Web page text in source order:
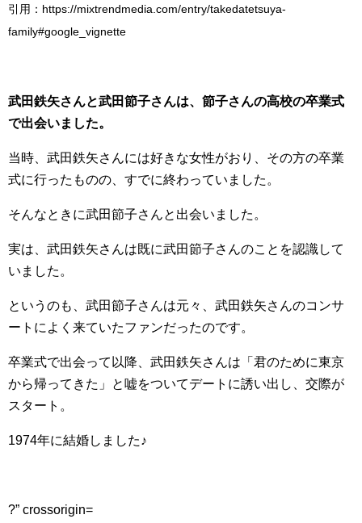
引用：https://mixtrendmedia.com/entry/takedatetsuya-
family#google_vignette
武田鉄矢さんと武田節子さんは、節子さんの高校の卒業式
で出会いました。
当時、武田鉄矢さんには好きな女性がおり、その方の卒業
式に行ったものの、すでに終わっていました。
そんなときに武田節子さんと出会いました。
実は、武田鉄矢さんは既に武田節子さんのことを認識して
いました。
というのも、武田節子さんは元々、武田鉄矢さんのコンサ
ートによく来ていたファンだったのです。
卒業式で出会って以降、武田鉄矢さんは「君のために東京
から帰ってきた」と嘘をついてデートに誘い出し、交際が
スタート。
1974年に結婚しました♪
?” crossorigin=